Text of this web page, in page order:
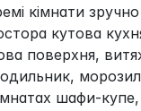
кімнати
кутова
поверхня,
шафи-